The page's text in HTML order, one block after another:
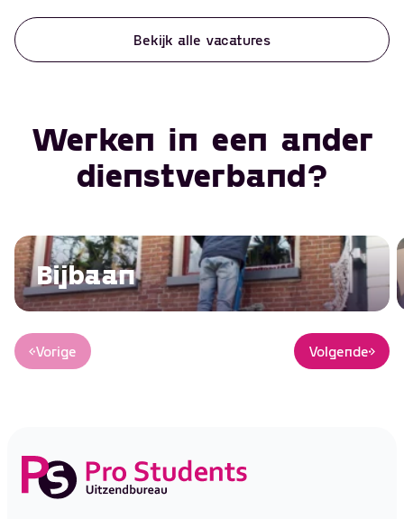
Bekijk alle vacatures
Werken in een ander
dienstverband?
Bijbaan
Vorige Volgende